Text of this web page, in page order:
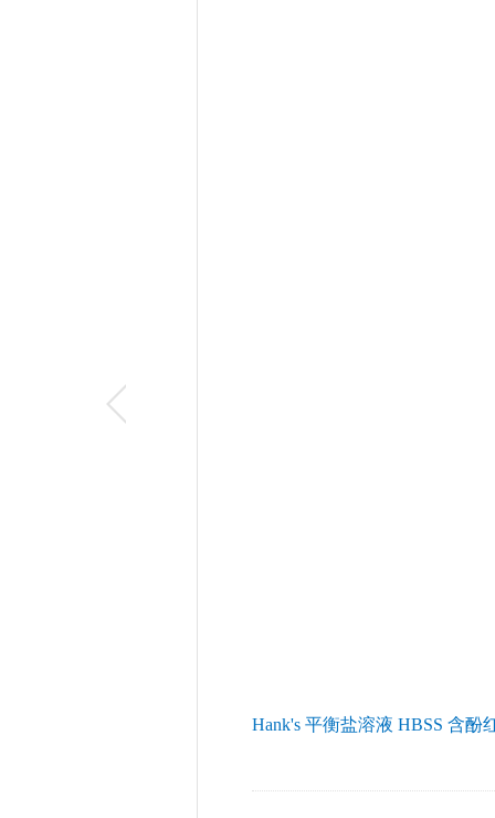
Hank's 平衡盐溶液 HBSS 含